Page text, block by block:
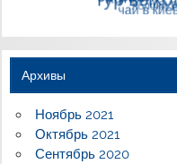
Архивы
Ноябрь 2021
Октябрь 2021
Сентябрь 2020